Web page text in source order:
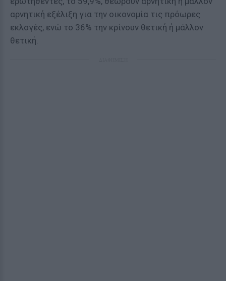
αρνητική εξέλιξη για την οικονομία τις πρόωρες
εκλογές, ενώ το 36% την κρίνουν θετική ή μάλλον
θετική.